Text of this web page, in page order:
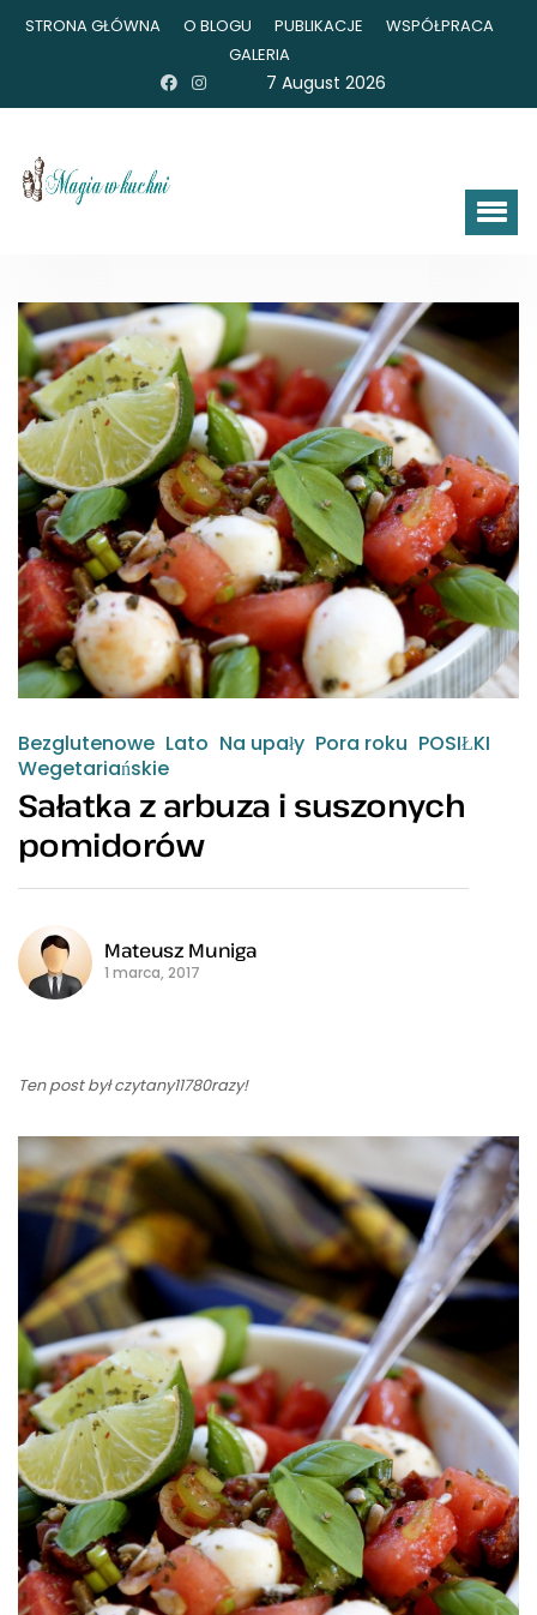
STRONA GŁÓWNA O BLOGU PUBLIKACJE
WSPÓŁPRACA
GALERIA
7 August 2026
Bezglutenowe Lato Na upały Pora roku POSIŁKI
Wegetariańskie
Sałatka z arbuza i suszonych
pomidorów
Mateusz Muniga
1 marca, 2017
Ten post był czytany11780razy!